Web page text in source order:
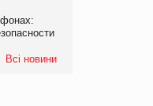
Всі новини